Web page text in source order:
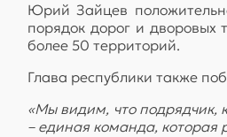
Юрий Зайцев
порядок дорог и дворовых
более 50 территорий.
Глава республики также
«Мы видим, что
– единая команда, которая